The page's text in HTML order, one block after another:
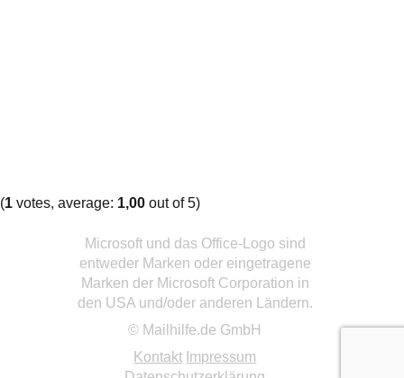
(1 votes, average: 1,00 out of 5)
Microsoft und das Office-Logo sind
entweder Marken oder eingetragene
Marken der Microsoft Corporation in
den USA und/oder anderen Ländern.
© Mailhilfe.de GmbH
Kontakt Impressum